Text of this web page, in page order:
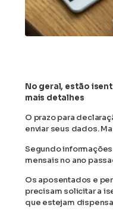
No geral, estão
mais detalhes
O prazo para
enviar seus dados.
Segundo
mensais no ano
Os aposentados e
precisam solicitar a
que estejam